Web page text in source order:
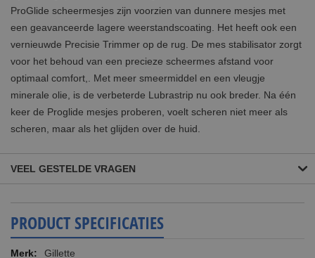
ProGlide scheermesjes zijn voorzien van dunnere mesjes met
een geavanceerde lagere weerstandscoating. Het heeft ook een
vernieuwde Precisie Trimmer op de rug. De mes stabilisator zorgt
voor het behoud van een precieze scheermes afstand voor
optimaal comfort,. Met meer smeermiddel en een vleugje
minerale olie, is de verbeterde Lubrastrip nu ook breder. Na één
keer de Proglide mesjes proberen, voelt scheren niet meer als
scheren, maar als het glijden over de huid.
VEEL GESTELDE VRAGEN
PRODUCT SPECIFICATIES
Meer Gillette